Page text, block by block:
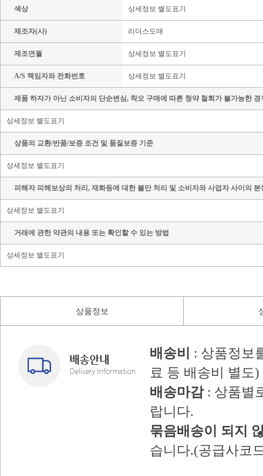
색상 상세정보 별도표기
제조자(사) 리더스도매
제조연월 상세정보 별도표기
A/S 책임자와 전화번호 상세정보 별도표기
제품 하자가 아닌 소비자의 단순변심, 착오 구매에 따른 청약 철회가 불가능한
상세정보 별도표기
상품의 교환/반품/보증 조건 및 품질보증 기준
상세정보 별도표기
피해자 피해보상의 처리, 재화등에 대한 불만 처리 및 소비자와 사업자 사이의
상세정보 별도표기
거래에 관한 약관의 내용 또는 확인할 수 있는 방법
상세정보 별도표기
상품정보
배송비
: 상품정보
료 등 배송비 별도)
배송마감: 상품별
랍니다.
묶음배송이 되지
습니다.(공급사코